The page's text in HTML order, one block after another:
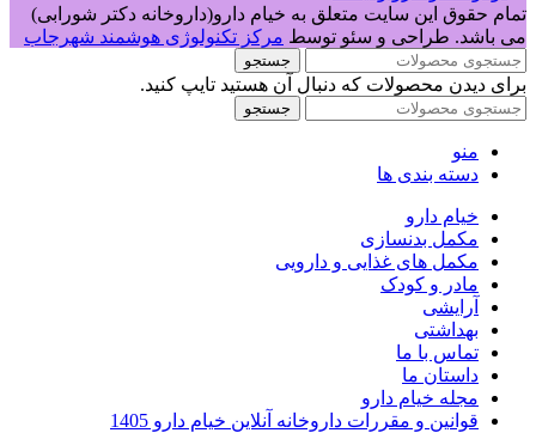
تمام حقوق این سایت متعلق به خیام دارو(داروخانه دکتر شورابی)
می باشد. طراحی و سئو توسط مرکز تکنولوژی هوشمند شهرجاب
جستجو
برای دیدن محصولات که دنبال آن هستید تایپ کنید.
جستجو
منو
دسته بندی ها
خیام دارو
مکمل بدنسازی
مکمل های غذایی و دارویی
مادر و کودک
آرایشی
بهداشتی
تماس با ما
داستان ما
مجله خیام دارو
قوانین و مقررات داروخانه آنلاین خیام دارو 1405